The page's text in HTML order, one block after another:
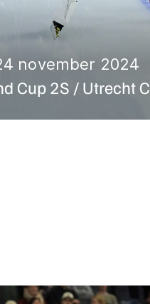
november 2024
Cup 2S / Utrecht